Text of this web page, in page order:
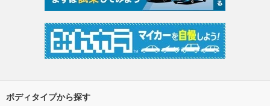
ボディタイプから探す